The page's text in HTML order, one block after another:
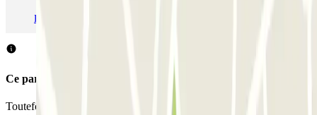
Parking Aéroport Barcelone
Ce parking ne permet pas de réserver avec Parclick.
Toutefois, vous pouvez réserver une place dans les parkings à